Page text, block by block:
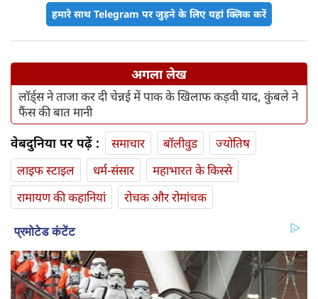
हमारे साथ Telegram पर जुड़ने के लिए यहां क्लिक करें
अगला लेख
लॉर्ड्स ने ताजा कर दी चेन्नई में पाक के खिलाफ कड़वी याद, कुंबले ने
फैंस की बात मानी
वेबदुनिया पर पढ़ें : समाचार बॉलीवुड
ज्योतिष
लाइफ स्‍टाइल
धर्म-संसार
महाभारत के किस्से
रामायण की कहानियां
रोचक और रोमांचक